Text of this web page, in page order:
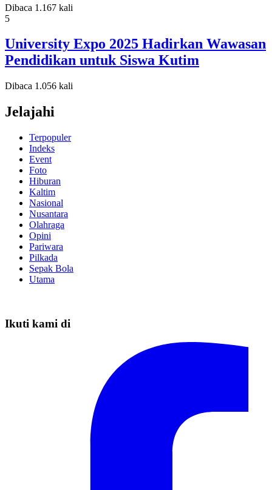
Dibaca 1.167 kali
5
University Expo 2025 Hadirkan Wawasan
Pendidikan untuk Siswa Kutim
Dibaca 1.056 kali
Jelajahi
Terpopuler
Indeks
Event
Foto
Hiburan
Kaltim
Nasional
Nusantara
Olahraga
Opini
Pariwara
Pilkada
Sepak Bola
Utama
Ikuti kami di